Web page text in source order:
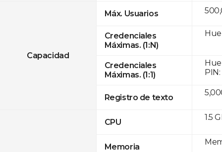
Capacidad
Máx. Usuarios
Credenciales
Máximas. (1:N)
Credenciales
Máximas. (1:1)
Registro de texto
CPU
Memoria
1.5